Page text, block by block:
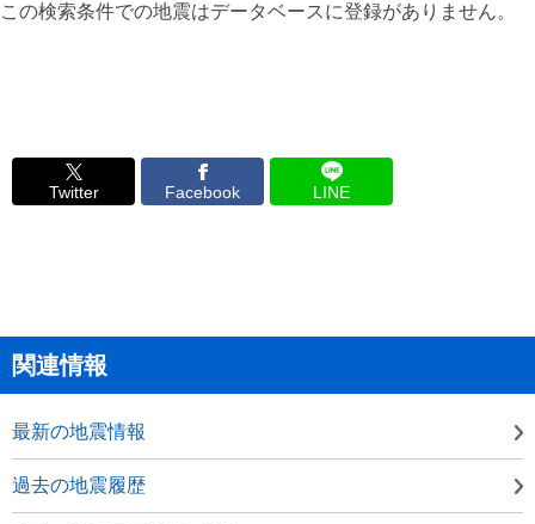
この検索条件での地震はデータベースに登録がありません。
Twitter Facebook LINE
関連情報
最新の地震情報
過去の地震履歴